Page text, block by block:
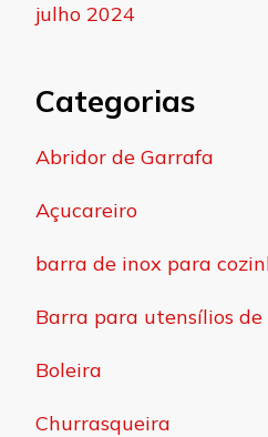
julho 2024
Categorias
Abridor de Garrafa
Açucareiro
barra de inox para
Barra para utensílios de
Boleira
Churrasqueira